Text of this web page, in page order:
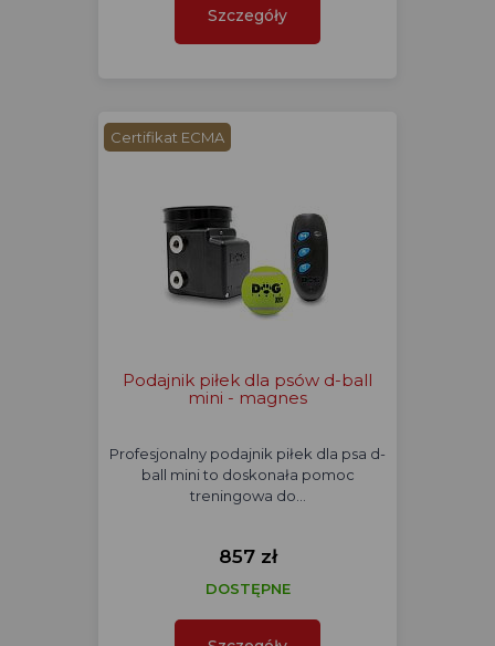
Szczegóły
Certifikat ECMA
Podajnik piłek dla psów d-ball
mini - magnes
Profesjonalny podajnik piłek dla psa d-
ball mini to doskonała pomoc
treningowa do…
857 zł
DOSTĘPNE